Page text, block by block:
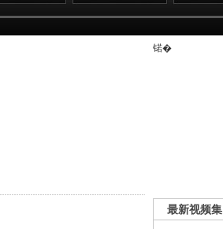
锘�
最新视频集